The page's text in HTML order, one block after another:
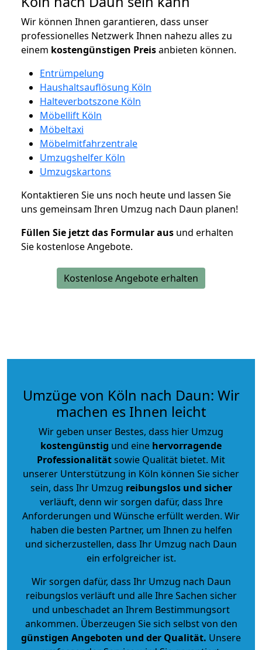
Wir können Ihnen garantieren, dass unser
professionelles Netzwerk Ihnen nahezu alles zu
einem kostengünstigen Preisanbieten können.
Entrümpelung
Haushaltsauflösung Köln
Halteverbotszone Köln
Möbellift Köln
Möbeltaxi
Möbelmitfahrzentrale
Umzugshelfer Köln
Umzugskartons
Kontaktieren Sie uns noch heute und lassen Sie
uns gemeinsam Ihren Umzug nach Daun planen!
Füllen Sie jetzt das Formular aus und erhalten
Sie kostenlose Angebote.
Kostenlose Angebote erhalten
Umzüge von Köln nach Daun: Wir
machen es Ihnen leicht
Wir geben unser Bestes, dass hier Umzug
kostengünstig und eine hervorragende
Professionalitätsowie Qualität bietet. Mit
unserer Unterstützung in Köln können Sie sicher
sein, dass Ihr Umzug reibungslos und sicher
verläuft, denn wir sorgen dafür, dass Ihre
Anforderungen und Wünsche erfüllt werden. Wir
haben die besten Partner, um Ihnen zu helfen
und sicherzustellen, dass Ihr Umzug nach Daun
ein erfolgreicher ist.
Wir sorgen dafür, dass Ihr Umzug nach Daun
reibungslos verläuft und alle Ihre Sachen sicher
und unbeschadet an Ihrem Bestimmungsort
ankommen. Überzeugen Sie sich selbst von den
günstigen Angeboten und der Qualität. Unsere